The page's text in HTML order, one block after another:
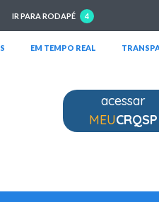
IR PARA RODAPÉ 4
(ABRIRÁ EM NOVA JANELA)
EM TEMPO REAL (ABRIRÁ EM
acessar
MEUCRQSP